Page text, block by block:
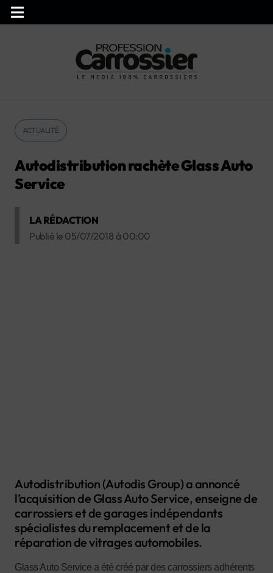
ACTUALITÉ
Autodistribution rachète Glass Auto
Service
LA RÉDACTION
Publié le 05/07/2018 à 00:00
Autodistribution (Autodis Group) a annoncé
l’acquisition de Glass Auto Service, enseigne de
carrossiers et de garages indépendants
spécialistes du remplacement et de la
réparation de vitrages automobiles.
Glass Auto Service a été créé par des carrossiers adhérents